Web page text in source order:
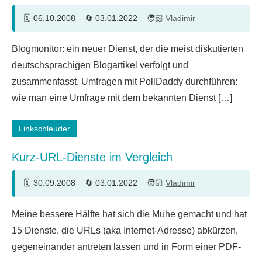
06.10.2008 03.01.2022 Vladimir
Blogmonitor: ein neuer Dienst, der die meist diskutierten
deutschsprachigen Blogartikel verfolgt und
zusammenfasst. Umfragen mit PollDaddy durchführen:
wie man eine Umfrage mit dem bekannten Dienst […]
Linkschleuder
Kurz-URL-Dienste im Vergleich
30.09.2008 03.01.2022 Vladimir
Kommentare
Meine bessere Hälfte hat sich die Mühe gemacht und hat
15 Dienste, die URLs (aka Internet-Adresse) abkürzen,
gegeneinander antreten lassen und in Form einer PDF-